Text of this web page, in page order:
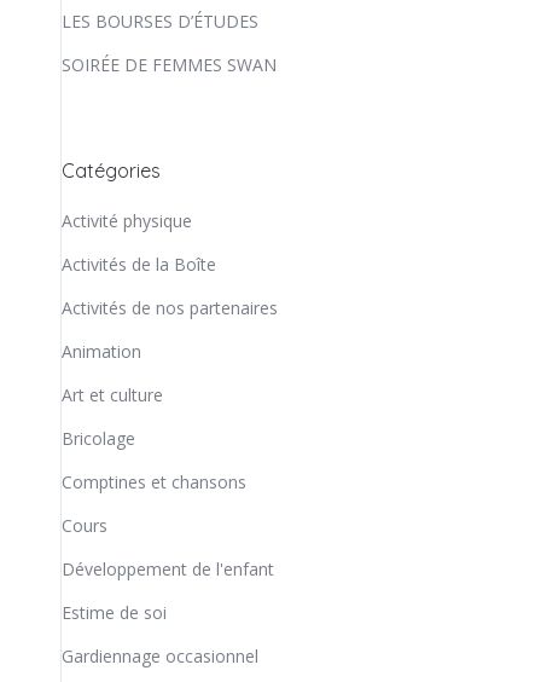
LES BOURSES D’ÉTUDES
SOIRÉE DE FEMMES SWAN
Catégories
Activité physique
Activités de la Boîte
Activités de nos partenaires
Animation
Art et culture
Bricolage
Comptines et chansons
Cours
Développement de l'enfant
Estime de soi
Gardiennage occasionnel